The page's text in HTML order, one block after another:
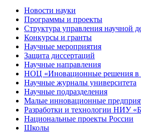
Новости науки
Программы и проекты
Структура управления научной
Конкурсы и гранты
Научные мероприятия
Защита диссертаций
Научные направления
НОЦ «Иновационные решения
Научные журналы университета
Научные подразделения
Малые инновационные
Разработки и технологии НИУ
Национальные проекты России
Школы